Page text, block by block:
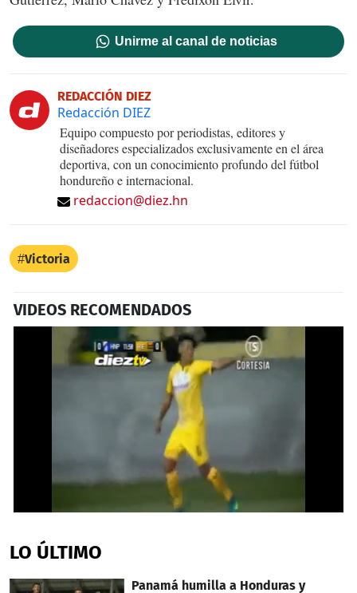
Unirme al canal de noticias
REDACCIÓN DIEZ
Redacción DIEZ
Equipo compuesto por periodistas, editores y
diseñadores especializados exclusivamente en el área
deportiva, con un conocimiento profundo del fútbol
hondureño e internacional.
redaccion@diez.hn
Victoria
VIDEOS RECOMENDADOS
of
41
LO ÚLTIMO
Panamá humilla a Honduras y